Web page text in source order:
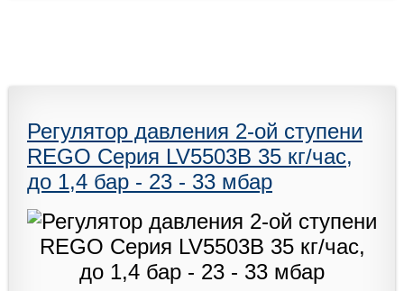
Регулятор давления 2-ой ступени
REGO Серия LV5503B 35 кг/час,
до 1,4 бар - 23 - 33 мбар